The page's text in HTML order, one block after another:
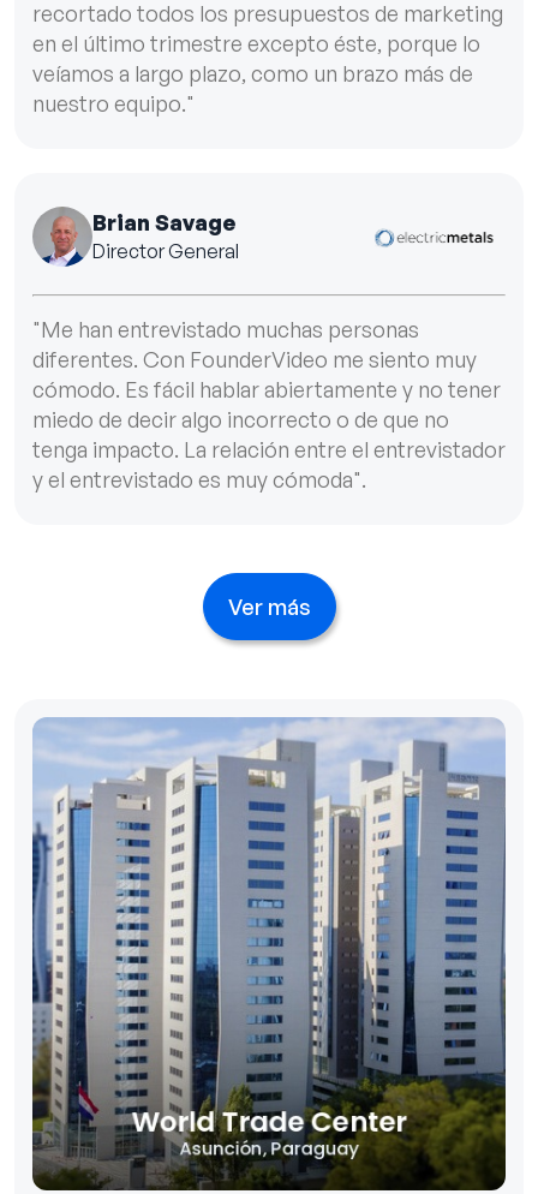
recortado todos los presupuestos de marketing
en el último trimestre excepto éste, porque lo
veíamos a largo plazo, como un brazo más de
nuestro equipo."
Brian Savage
Director General
"Me han entrevistado muchas personas
diferentes. Con FounderVideo me siento muy
cómodo. Es fácil hablar abiertamente y no tener
miedo de decir algo incorrecto o de que no
tenga impacto. La relación entre el entrevistador
y el entrevistado es muy cómoda".
Ver más